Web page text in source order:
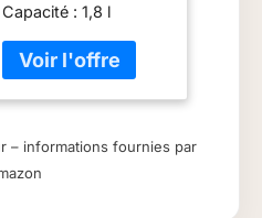
Capacité : 1,8 l
ERP de qualité A -
Filtre lavable à vie
Manuf Partno : Big
Puissance
d'aspiration : 180 AW
– informations fournies par